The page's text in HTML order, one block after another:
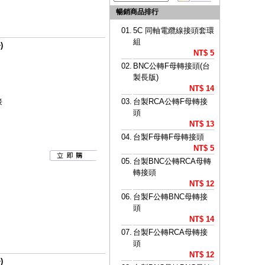
暢銷商品排行
01. 5C 同軸電纜線接頭套環
組
NT$ 5
02. BNC公轉F母轉接頭(台
製長版)
NT$ 14
03. 台製RCA公轉F母轉接
頭
NT$ 13
04. 台製F母轉F母轉接頭
NT$ 5
05. 台製BNC公轉RCA母轉
轉接頭
NT$ 12
06. 台製F公轉BNC母轉接
頭
NT$ 14
07. 台製F公轉RCA母轉接
頭
NT$ 12